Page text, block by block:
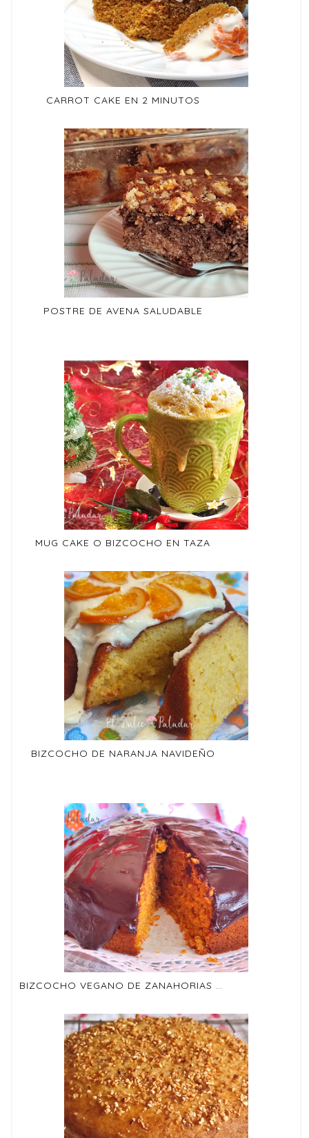
CARROT CAKE EN 2 MINUTOS
POSTRE DE AVENA SALUDABLE
MUG CAKE O BIZCOCHO EN TAZA
BIZCOCHO DE NARANJA NAVIDEÑO
BIZCOCHO VEGANO DE ZANAHORIAS Y NARANJA